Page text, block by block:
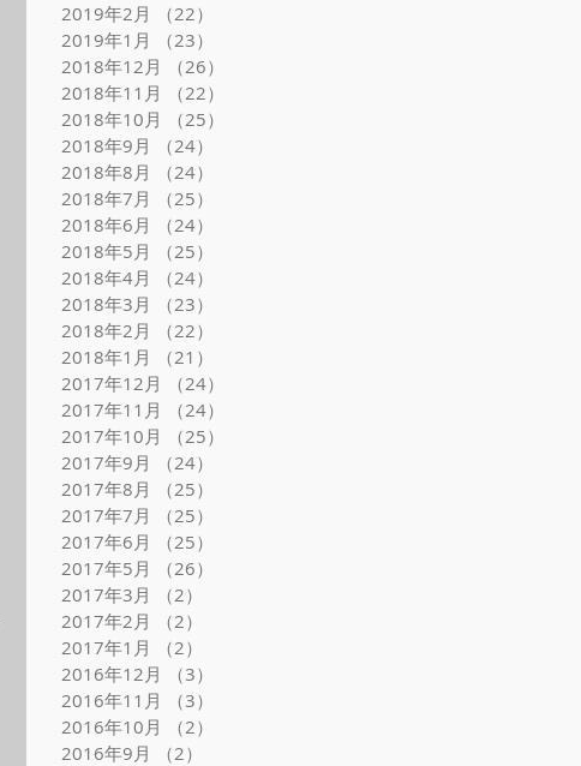
2019年2月
（22）
2019年1月
（23）
2018年12月
（26）
2018年11月
（22）
2018年10月
（25）
2018年9月
（24）
2018年8月
（24）
2018年7月
（25）
2018年6月
（24）
2018年5月
（25）
2018年4月
（24）
2018年3月
（23）
2018年2月
（22）
2018年1月
（21）
2017年12月
（24）
2017年11月
（24）
2017年10月
（25）
2017年9月
（24）
2017年8月
（25）
2017年7月
（25）
2017年6月
（25）
2017年5月
（26）
2017年3月
（2）
2017年2月
（2）
2017年1月
（2）
2016年12月
（3）
2016年11月
（3）
2016年10月
（2）
2016年9月
（2）